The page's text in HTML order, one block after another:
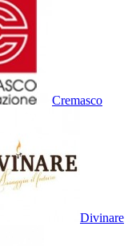
Cremasco
Divinare